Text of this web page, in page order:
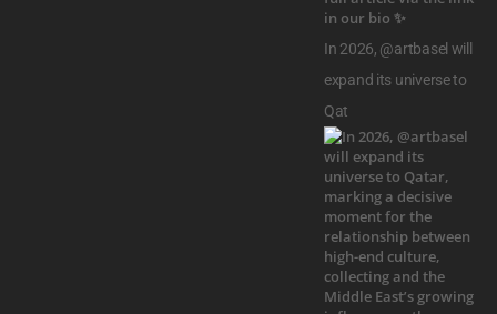
In 2026, @artbasel will
expand its universe to
Qat